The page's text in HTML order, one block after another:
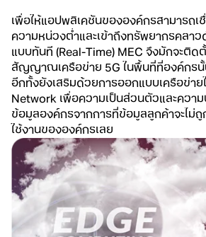
เพื่อให้แอปพลิเคชันขององค์กรสามารถ
ความหน่วงต่ำและเข้าถึงทรัพยากรคลา
แบบทันที (Real-Time) MEC จึงมักจะติด
สัญญาณเครือข่าย 5G ในพื้นที่ที่องค์กรนั้
อีกทั้งยังเสริมด้วยการออกแบบเครือข่า
Network เพื่อความเป็นส่วนตัวและคว
ข้อมูลองค์กรจากการที่ข้อมูลลูกค้าจะไม่
ใช้งานขององค์กรเลย